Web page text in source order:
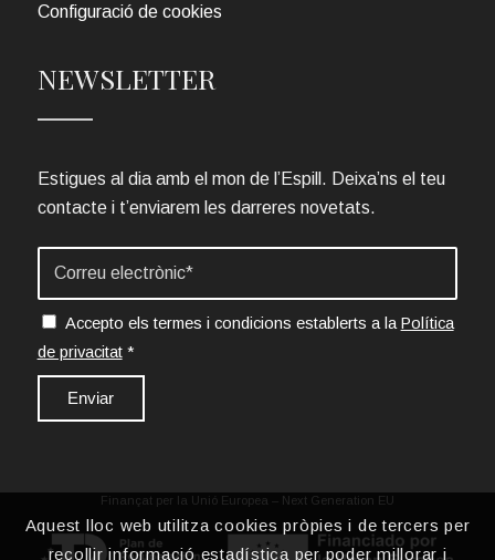
Configuració de cookies
NEWSLETTER
Estigues al dia amb el mon de l’Espill. Deixa’ns el teu
contacte i t’enviarem les darreres novetats.
Accepto els termes i condicions establerts a la Política
de privacitat *
Finançat per la Unió Europea – Next Generation EU
Aquest lloc web utilitza cookies pròpies i de tercers per
recollir informació estadística per poder millorar i